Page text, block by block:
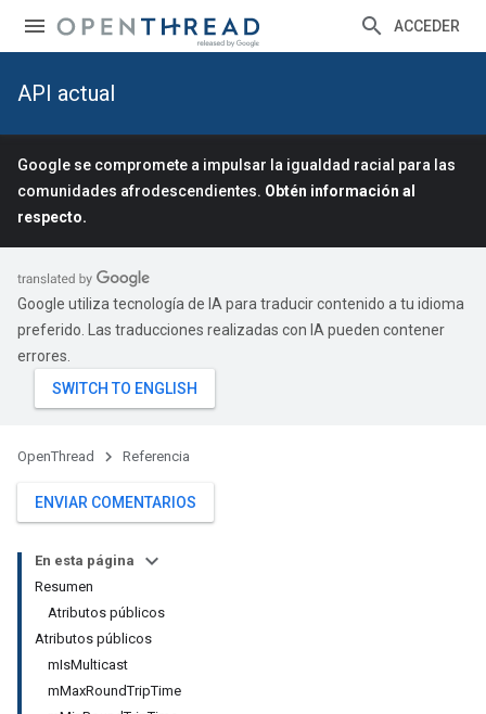
ACCEDER
API actual
Google se compromete a impulsar la igualdad racial para las
comunidades afrodescendientes. Obtén información al
respecto.
Google utiliza tecnología de IA para traducir contenido a tu idioma
preferido. Las traducciones realizadas con IA pueden contener
errores.
OpenThread Referencia
ENVIAR COMENTARIOS
En esta página
Resumen
Atributos públicos
Atributos públicos
mIsMulticast
mMaxRoundTripTime